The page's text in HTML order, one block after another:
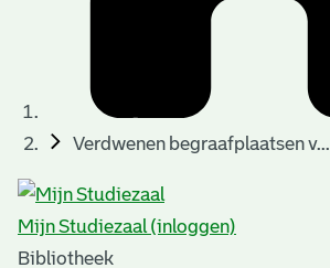
Verdwenen begraafplaatsen v...
Mijn Studiezaal (inloggen)
Bibliotheek